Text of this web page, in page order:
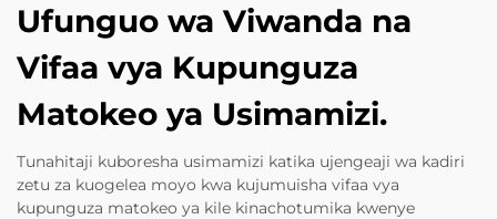
Ufunguo wa Viwanda na
Vifaa vya Kupunguza
Matokeo ya Usimamizi.
Tunahitaji kuboresha usimamizi katika ujengeaji wa kadiri
zetu za kuogelea moyo kwa kujumuisha vifaa vya
kupunguza matokeo ya kile kinachotumika kwenye